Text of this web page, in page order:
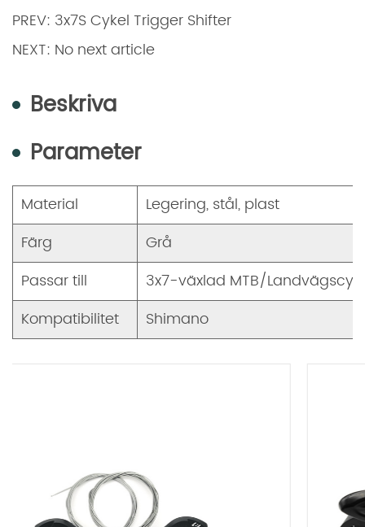
PREV: 3x7S Cykel Trigger Shifter
NEXT: No next article
Beskriva
Parameter
Material
Legering, stål, plast
Färg
Grå
Passar till
3x7-växlad MTB/
Kompatibilitet
Shimano